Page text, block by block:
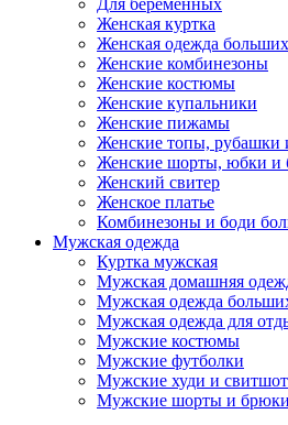
Для беременных
Женская куртка
Женская одежда
Женские комбинезоны
Женские костюмы
Женские купальники
Женские пижамы
Женские топы, рубашки
Женские шорты, юбки и
Женский свитер
Женское платье
Комбинезоны и боди
Мужская одежда
Куртка мужская
Мужская домашняя
Мужская одежда
Мужская одежда для
Мужские костюмы
Мужские футболки
Мужские худи и
Мужские шорты и брюки